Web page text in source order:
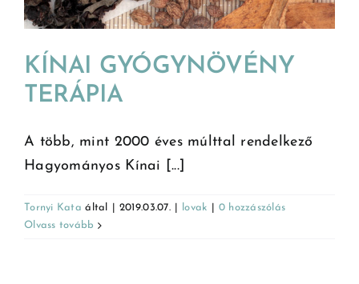
KÍNAI GYÓGYNÖVÉNY
TERÁPIA
A több, mint 2000 éves múlttal rendelkező
Hagyományos Kínai [...]
Tornyi Kata által 2019.03.07. lovak
0 hozzászólás
Olvass tovább